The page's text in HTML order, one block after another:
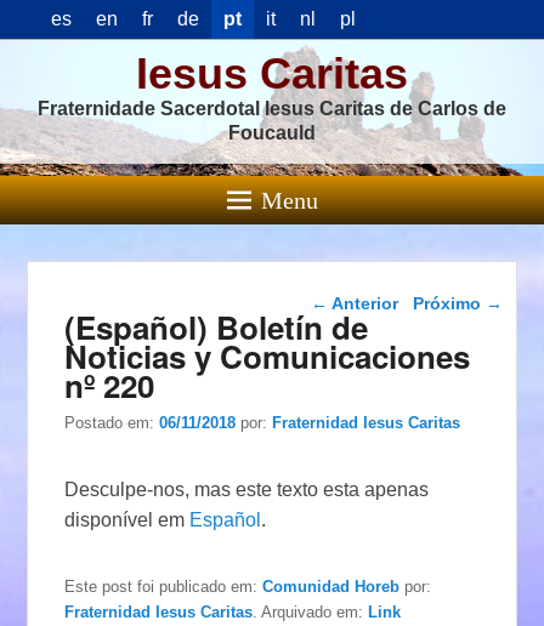
es en fr de pt it nl pl
Iesus Caritas
Fraternidade Sacerdotal Iesus Caritas de Carlos de
Foucauld
Menu
Navegação das
← Anterior Próximo →
(Español) Boletín de
Noticias y Comunicaciones
nº 220
Postado em:06/11/2018 por:Fraternidad Iesus Caritas
Desculpe-nos, mas este texto esta apenas
disponível em Español .
Este post foi publicado em:Comunidad Horeb por:
Fraternidad Iesus Caritas . Arquivado em:Link